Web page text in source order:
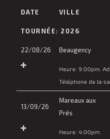
DATE VILLE
TOURNÉE: 2026
22/08/26 Beaugency
Heure: 9:00pm.
Téléphone de la
13/09/26
Mareaux aux
Prés
Heure: 4:00pm.